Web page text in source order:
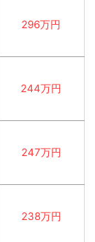
296万円
244万円
247万円
238万円